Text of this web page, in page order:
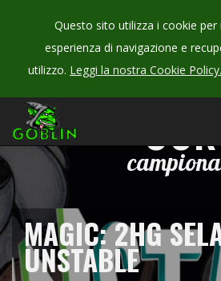
Questo sito utilizza i cookie per
esperienza di navigazione e
utilizzo. Leggi la nostra Cookie Policy.
OUR
MAGIC: 2HG
UNSTABLE